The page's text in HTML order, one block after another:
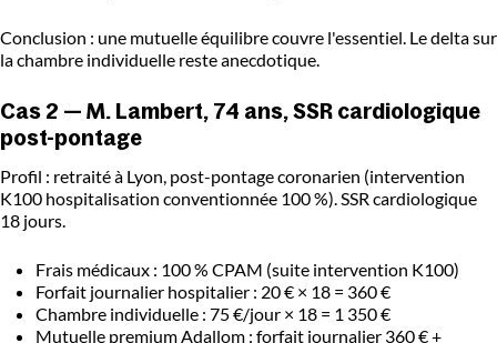
Conclusion : une mutuelle équilibre couvre l'essentiel. Le delta sur
la chambre individuelle reste anecdotique.
Cas 2 — M. Lambert, 74 ans, SSR cardiologique
post-pontage
Profil : retraité à Lyon, post-pontage coronarien (intervention
K100 hospitalisation conventionnée 100 %). SSR cardiologique
18 jours.
Frais médicaux : 100 % CPAM (suite intervention K100)
Forfait journalier hospitalier : 20 € × 18 = 360 €
Chambre individuelle : 75 €/jour × 18 = 1 350 €
Mutuelle premium Adallom : forfait journalier 360 € +